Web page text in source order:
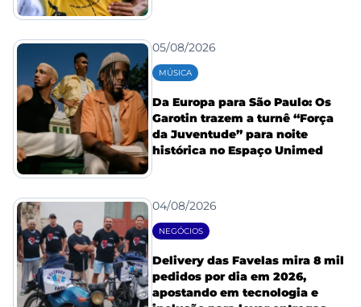
05/08/2026
MÚSICA
Da Europa para São Paulo: Os
Garotin trazem a turnê “Força
da Juventude” para noite
histórica no Espaço Unimed
04/08/2026
NEGÓCIOS
Delivery das Favelas mira 8 mil
pedidos por dia em 2026,
apostando em tecnologia e